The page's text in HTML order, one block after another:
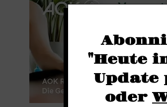
"Heute
Update
oder